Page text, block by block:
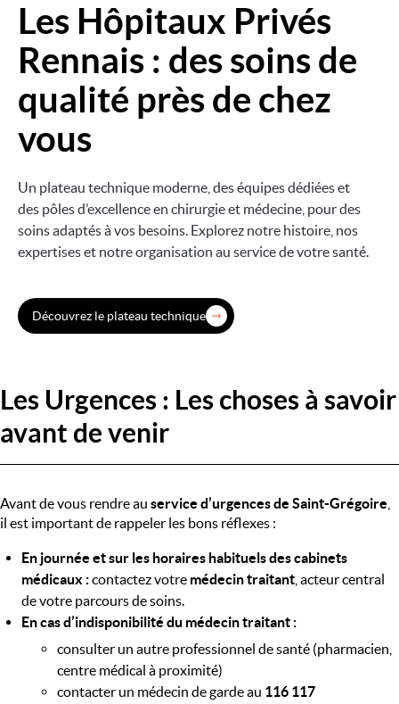
Image
Les Hôpitaux Privés
Rennais : des soins de
qualité près de chez
vous
Un plateau technique moderne, des équipes dédiées et
des pôles d’excellence en chirurgie et médecine, pour des
soins adaptés à vos besoins. Explorez notre histoire, nos
expertises et notre organisation au service de votre santé.
Découvrez le plateau technique
Les Urgences : Les choses à savoir
avant de venir
Avant de vous rendre au service d’urgences de Saint-Grégoire
il est important de rappeler les bons réflexes :
En journée et sur les horaires habituels des cabinets
médicaux :contactez votre médecin traitant , acteur central
de votre parcours de soins.
En cas d’indisponibilité du médecin traitant :
consulter un autre professionnel de santé (pharmacien,
centre médical à proximité)
contacter un médecin de garde au 116 117